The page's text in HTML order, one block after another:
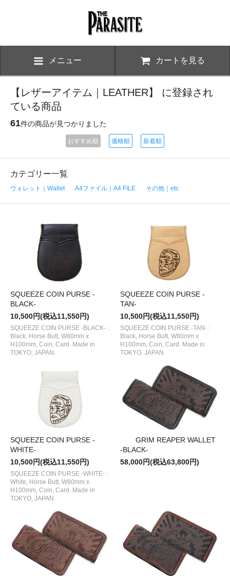
メニュー カートを見る
【レザーアイテム｜LEATHER】 に登録され
ている商品
61件の商品が見つかりました
おすすめ順 価格順 新着順
カテゴリー一覧
ウォレット｜Wallet A4ファイル｜A4 FILE その他｜etc
SQUEEZE COIN PURSE -
BLACK-
10,500円(税込11,550円)
SQUEEZE COIN PURSE -BLACK- :
Black, Horse Butt, W80mm x
H100mm, Coin, Card. Made in
TOKYO, JAPAN.
SQUEEZE COIN PURSE -
TAN-
10,500円(税込11,550円)
SQUEEZE COIN PURSE -TAN- :
Black, Horse Butt, W80mm x
H100mm, Coin, Card. Made in
TOKYO, JAPAN.
SQUEEZE COIN PURSE -
WHITE-
10,500円(税込11,550円)
SQUEEZE COIN PURSE -WHITE- :
White, Horse Butt, W80mm x
H100mm, Coin, Card. Made in
TOKYO, JAPAN.
GRIM REAPER WALLET
-BLACK-
58,000円(税込63,800円)